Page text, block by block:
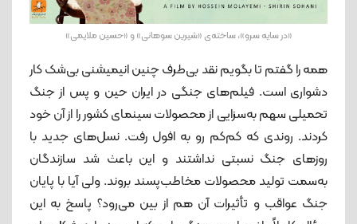
«در سایه سرو»، ساخته‌ی «شیرین سوهانی» و «حسین ملایمی»
همه را گفتم تا بگویم نقد بی‌طرف چنین انیمیشنی بی‌شک کار
دشواری است. فیلم‌های جنگی در ایران حین و پس از جنگ
تحمیلی سهم به‌سزایی از محصولات سینمای کشور را از آن خود
کردند. روندی که کم‌کم رو به افول رفت. نسل‌های جدید با
روزهای جنگ نسبتی نداشتند و این باعث شد سازندگان
به‌سمت تولید محصولات مخاطب‌پسند بروند. ولی آیا با پایان
جنگ عواقب و تأثیرات آن هم از بین می‌رود؟ پاسخ به این